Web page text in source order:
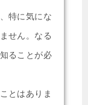
特に気にな
せん。なる
ることが必
とはありま